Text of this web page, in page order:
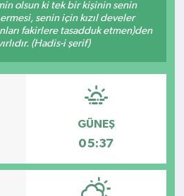
olsun ki tek bir kişinin senin
senin için kızıl develer
fakirlere tasadduk etmen)den
(Hadis-i şerif)
GÜNEŞ
05:37